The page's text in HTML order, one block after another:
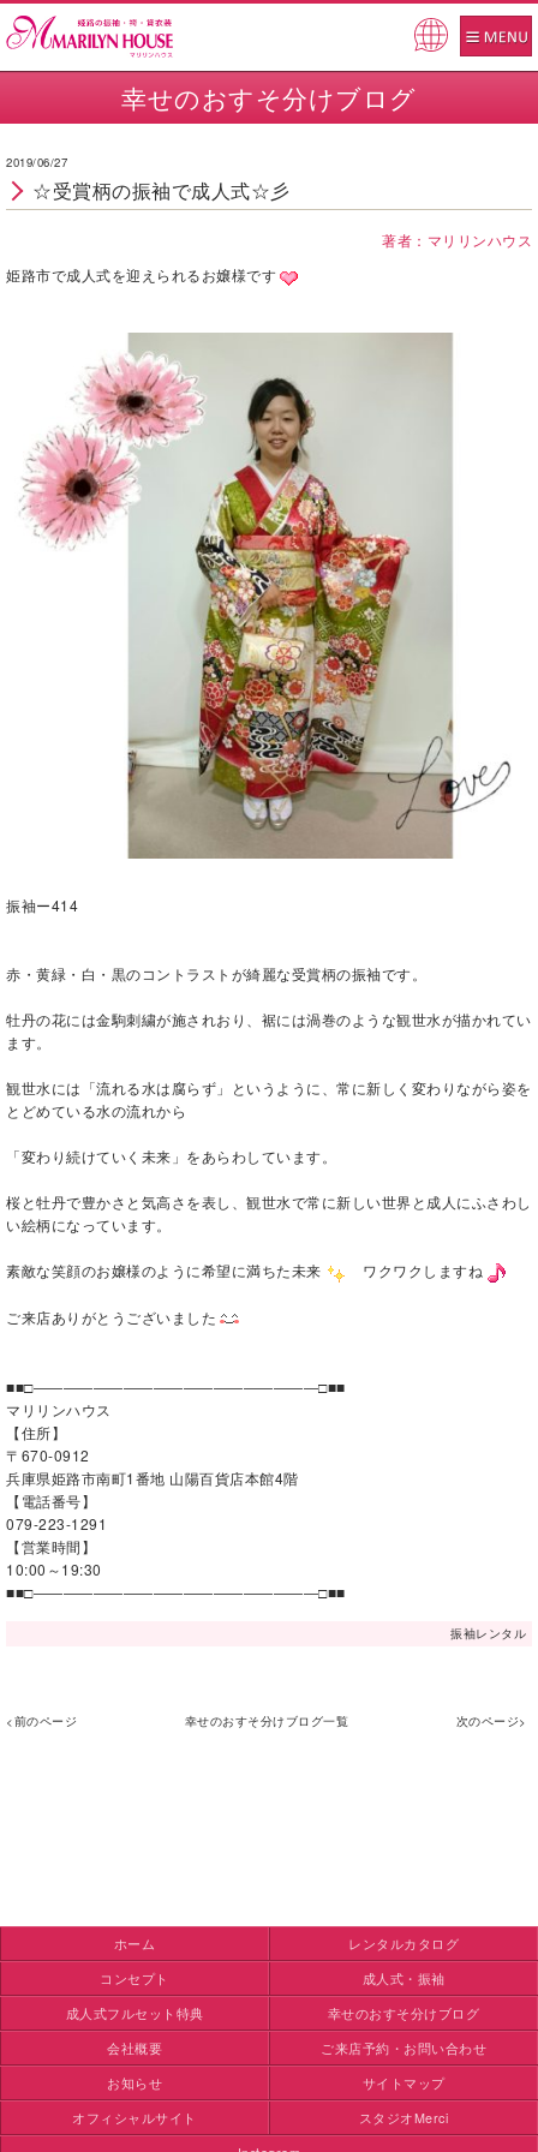
幸せのおすそ分けブログ
2019/06/27
☆受賞柄の振袖で成人式☆彡
著者：マリリンハウス
姫路市で成人式を迎えられるお嬢様です
振袖ー414
赤・黄緑・白・黒のコントラストが綺麗な受賞柄の振袖です。
牡丹の花には金駒刺繍が施されおり、裾には渦巻のような観世水が描かれてい
ます。
観世水には「流れる水は腐らず」というように、常に新しく変わりながら姿を
とどめている水の流れから
「変わり続けていく未来」をあらわしています。
桜と牡丹で豊かさと気高さを表し、観世水で常に新しい世界と成人にふさわし
い絵柄になっています。
素敵な笑顔のお嬢様のように希望に満ちた未来 ワクワクしますね
ご来店ありがとうございました
■■□―――――――――――――――――――□■■
マリリンハウス
【住所】
〒670-0912
兵庫県姫路市南町1番地 山陽百貨店本館4階
【電話番号】
079-223-1291
【営業時間】
10:00～19:30
■■□―――――――――――――――――――□■■
振袖レンタル
<前のページ 幸せのおすそ分けブログ一覧 次のページ>
ホーム
レンタルカタログ
コンセプト
成人式・振袖
成人式フルセット特典
幸せのおすそ分けブログ
会社概要
ご来店予約・お問い合わせ
お知らせ
サイトマップ
オフィシャルサイト
スタジオMerci